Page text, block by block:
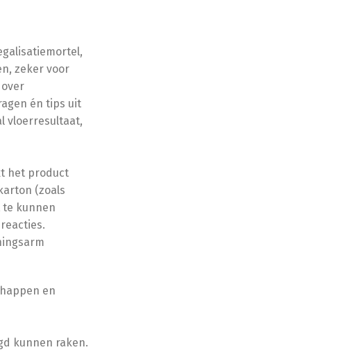
zeker voor
én tips uit
vloerresultaat,
het product
(zoals
te kunnen
en
kunnen raken.